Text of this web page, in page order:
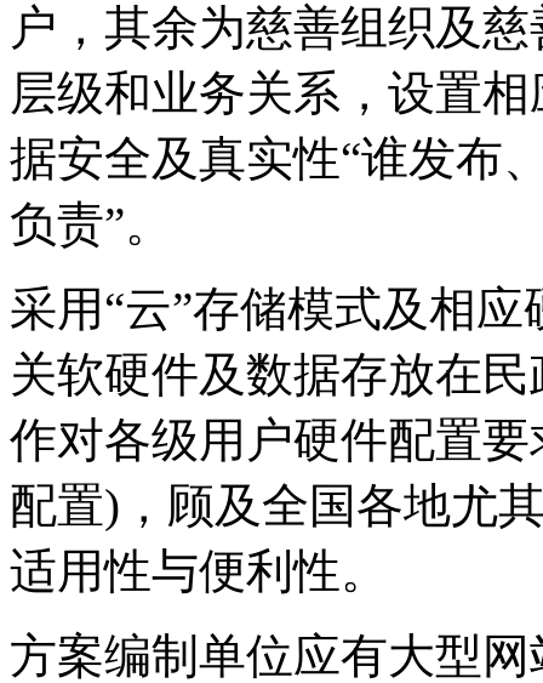
户，其余为慈善组织及
层级和业务关系，设置
据安全及真实性“谁发布
负责”。
采用“云”存储模式及相
关软硬件及数据存放在
作对各级用户硬件配置
配置)，顾及全国各地尤
适用性与便利性。
方案编制单位应有大型